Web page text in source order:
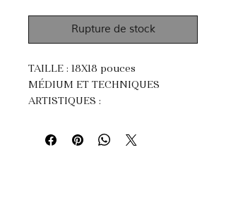
Rupture de stock
TAILLE : 18X18 pouces
MÉDIUM ET TECHNIQUES
ARTISTIQUES :
Impasto, dripping et peinture au
couteau.